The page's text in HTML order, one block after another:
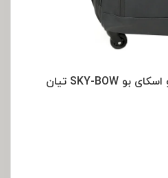
کوله پشتی چرخدار جداشو اسکای بو SKY-BOW تیان